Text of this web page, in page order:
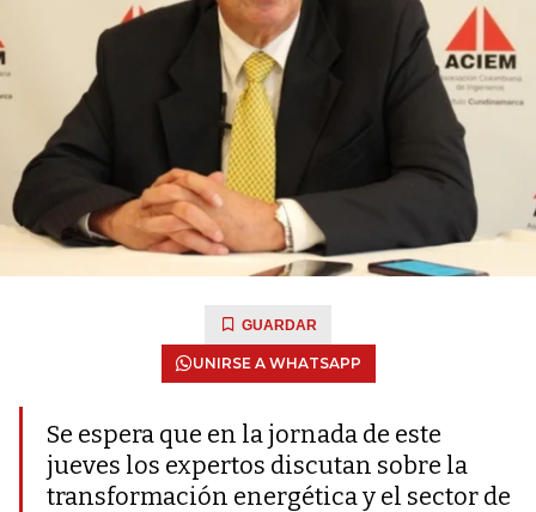
GUARDAR
UNIRSE A WHATSAPP
Se espera que en la jornada de este
jueves los expertos discutan sobre la
transformación energética y el sector de